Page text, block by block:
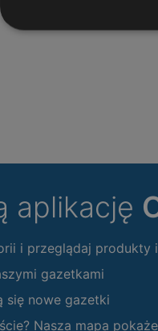
aplikację
i przeglądaj produkty
gazetkami
się nowe gazetki
Nasza mapa